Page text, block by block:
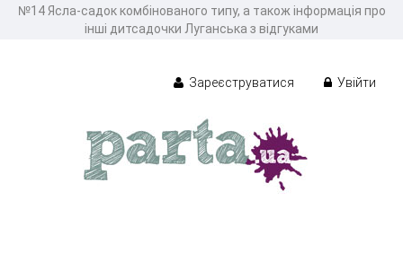
№14 Ясла-садок комбінованого типу, а також інформація про
інші дитсадочки Луганська з відгуками
Зареєструватися Увійти